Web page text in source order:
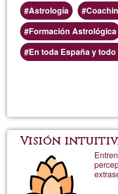
Astrología
Formación Astrológica
En toda España y
Visión